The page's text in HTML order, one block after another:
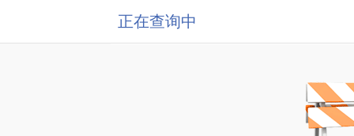
正在查询中